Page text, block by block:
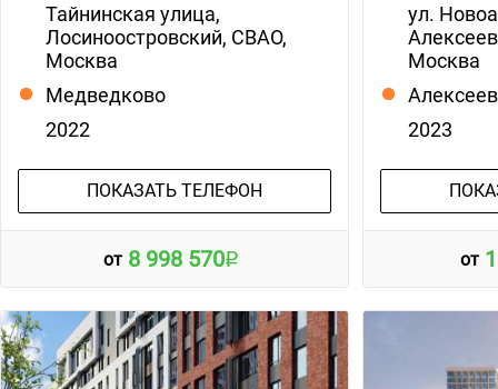
Тайнинская улица,
Лосиноостровский, СВАО,
Москва
Медведково
2022
ПОКАЗАТЬ ТЕЛЕФОН
от 8 998 570
ул.
Москва
2023
от